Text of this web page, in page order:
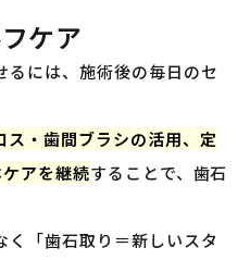
ケア
るには、施術後の毎日のセ
・歯間ブラシの活用、定
アを継続することで、歯石
く「歯石取り＝新しいスタ